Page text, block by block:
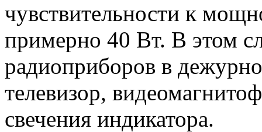
чувствительности к
примерно 40 Вт. В этом
радиоприборов в
телевизор,
свечения индикатора.